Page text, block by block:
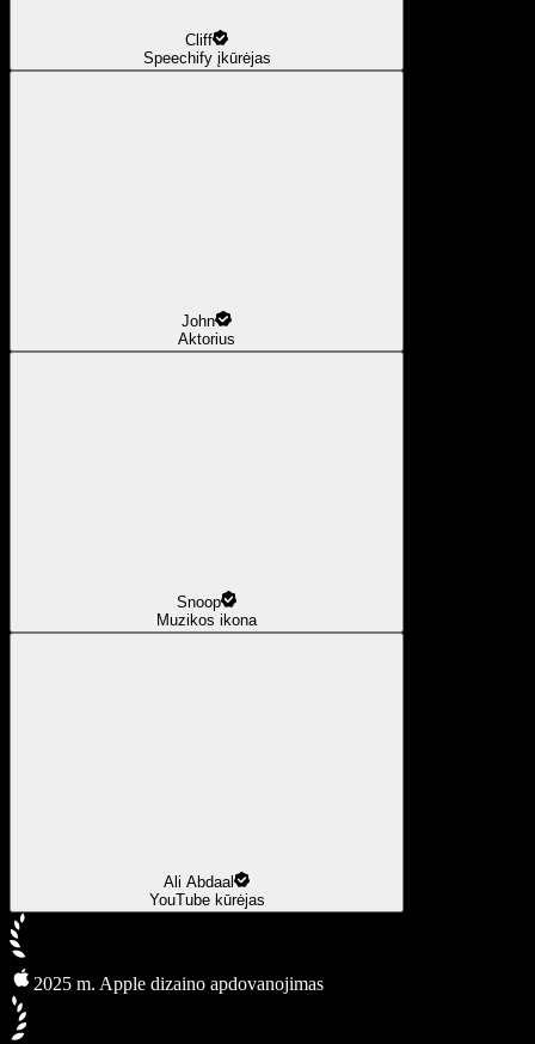
Cliff
Speechify įkūrėjas
John
Aktorius
Snoop
Muzikos ikona
Ali Abdaal
YouTube kūrėjas
2025 m. Apple dizaino apdovanojimas